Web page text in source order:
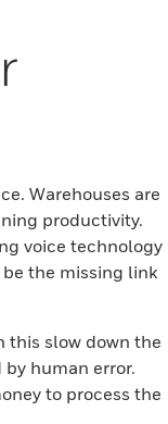
Warehouses are
productivity.
voice technology
the missing link
this slow down the
human error.
to process the